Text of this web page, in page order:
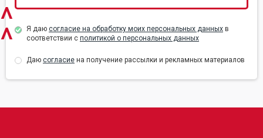
Я даю согласие на обработку моих персональных данных в
соответствии с политикой о персональных данных
Даю согласие на получение рассылки и рекламных материалов
^
^